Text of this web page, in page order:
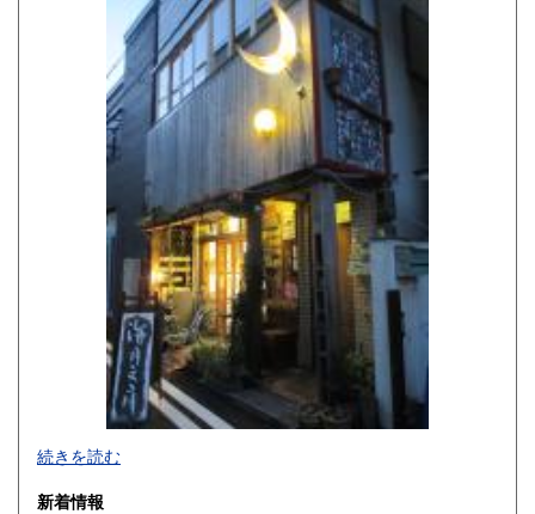
250円 長崎県
250円 大分県
鹿児島県
250円
続きを読む
新着情報